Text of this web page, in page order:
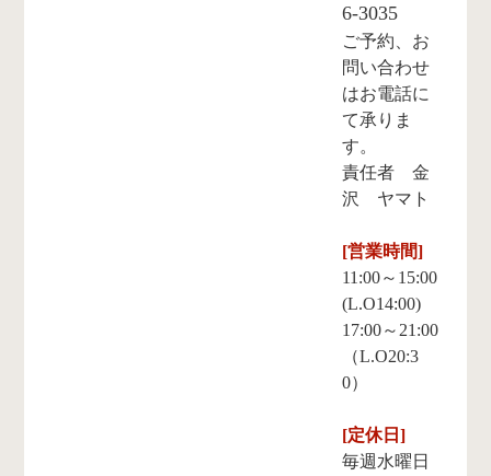
6-3035
ご予約、お
問い合わせ
はお電話に
て承りま
す。
責任者 金
沢 ヤマト
[営業時間]
11:00～15:00
(L.O14:00)
17:00～21:00
（L.O20:3
0）
[定休日]
毎週水曜日